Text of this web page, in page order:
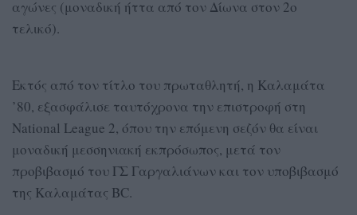
αγώνες (μοναδική ήττα από τον Δίωνα στον 2ο
τελικό).
Εκτός από τον τίτλο του πρωταθλητή, η Καλαμάτα
’80, εξασφάλισε ταυτόχρονα την επιστροφή στη
National League 2, όπου την επόμενη σεζόν θα είναι
μοναδική μεσσηνιακή εκπρόσωπος, μετά τον
προβιβασμό του ΓΣ Γαργαλιάνων και τον υποβιβασμό
της Καλαμάτας BC.